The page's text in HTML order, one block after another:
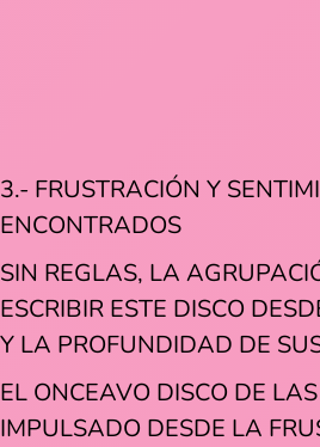
3.- FRUSTRACIÓN Y
ENCONTRADOS
SIN REGLAS, LA
ESCRIBIR ESTE DISCO
Y LA PROFUNDIDAD DE
EL ONCEAVO DISCO DE
IMPULSADO DESDE LA